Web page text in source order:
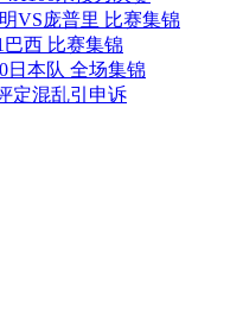
VS庞普里 比赛集锦
西 比赛集锦
日本队 全场集锦
定混乱引申诉